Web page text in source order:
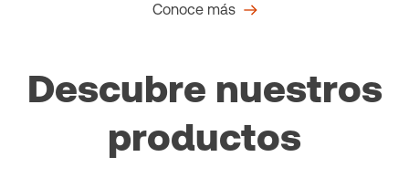
Conoce más
Descubre nuestros
productos